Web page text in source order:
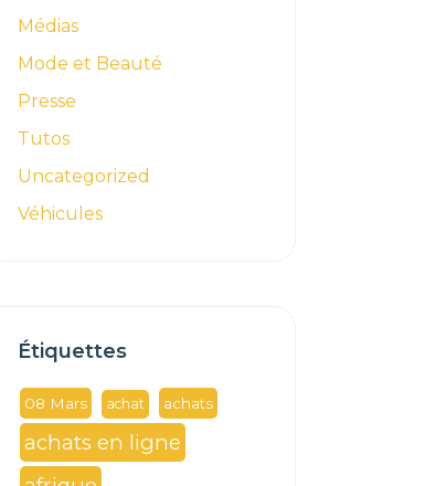
Médias
Mode et Beauté
Presse
Tutos
Uncategorized
Véhicules
Étiquettes
08 Mars achat achats
achats en ligne